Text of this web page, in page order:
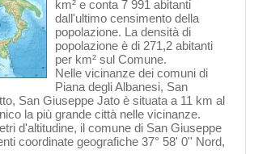
km² e conta 7 991 abitanti
dall'ultimo censimento della
popolazione. La densità di
popolazione è di 271,2 abitanti
per km² sul Comune.
Nelle vicinanze dei comuni di
Piana degli Albanesi, San
, San Giuseppe Jato è situata a 11 km al
la più grande città nelle vicinanze.
d'altitudine, il comune di San Giuseppe
coordinate geografiche 37° 58' 0'' Nord,